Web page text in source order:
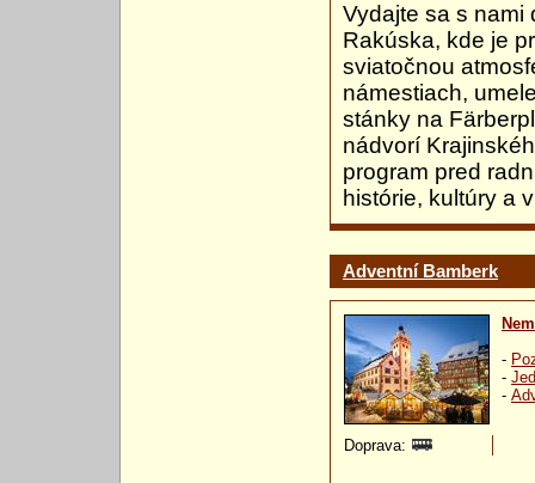
Vydajte sa s nami
Rakúska, kde je
sviatočnou
námestiach,
stánky na
nádvorí
program pred
histórie, kultúry a
Adventní Bamberk
-
-
-
Doprava: